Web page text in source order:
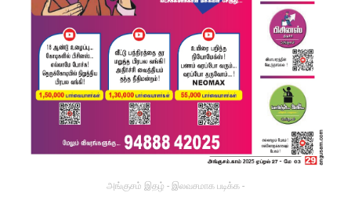
அங்குசம் இதழ் - இலவசமாக படிக்க -